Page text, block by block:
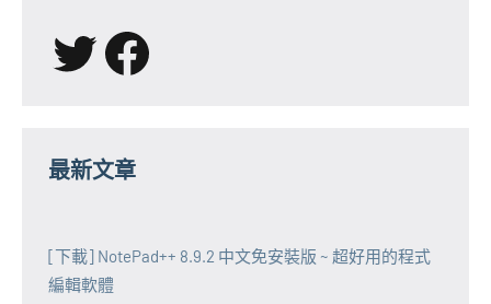
X Facebook
最新文章
[下載] NotePad++ 8.9.2 中文免安裝版 ~ 超好用的程式
編輯軟體